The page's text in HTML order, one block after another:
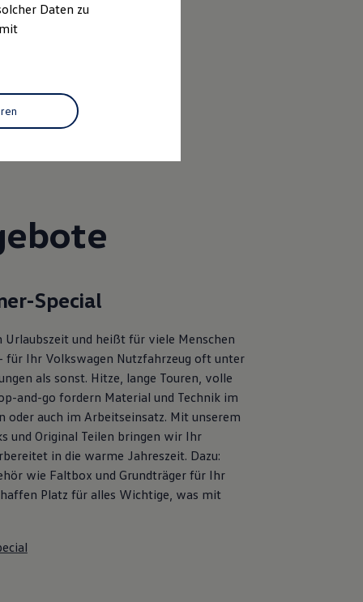
Special
Urlaubszeit und heißt für viele Menschen
für Ihr Volkswagen Nutzfahrzeug oft unter
als sonst. Hitze, lange Touren, volle
and-go fordern Material und Technik im
oder auch im Arbeitseinsatz. Mit unserem
und Original Teilen bringen wir Ihr
in die warme Jahreszeit. Dazu:
wie Faltbox und Grundträger für Ihr
Platz für alles Wichtige, was mit
Daten zu